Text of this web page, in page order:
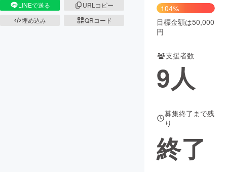
ビジネス・起業 チャレンジ
CAMPFIRE Creation
コミュニティ
LINEで送る
URLコピー
埋め込み
QRコード
104%
目標金額は50,000
円
支援者数
9人
募集終了まで残
り
終了